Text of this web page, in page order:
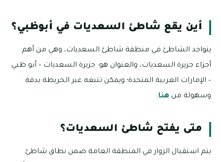
أين يقع شاطئ السعديات في أبوظبي؟
يتواجد الشاطئ في منطقة شاطئ السعديات، وهي من أهم
أجزاء جزيرة السعديات، والعنوان هو: جزيرة السعديات – أبو ظبي
– الإمارات العربية المتحدة؛ ويمكن تتبعه عبر الخريطة بدقة
وسهولة من هنا.
متى يفتح شاطئ السعديات؟
يتم استقبال الزوار في المنطقة العامة ضمن نطاق شاطئ